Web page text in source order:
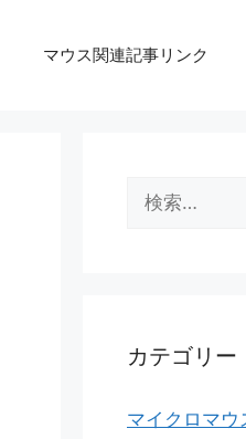
マウス関連記事リンク
索:
カテゴリー
マイクロマウ